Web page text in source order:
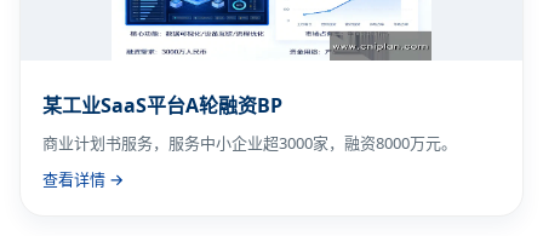
某工业SaaS平台A轮融资BP
商业计划书服务，服务中小企业超3000家，融资8000万元。
查看详情 →